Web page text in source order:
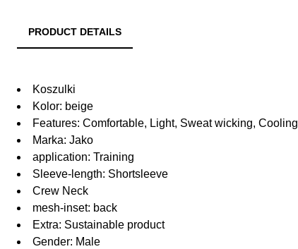
PRODUCT DETAILS
Koszulki
Kolor: beige
Features: Comfortable, Light, Sweat wicking, Cooling
Marka: Jako
application: Training
Sleeve-length: Shortsleeve
Crew Neck
mesh-inset: back
Extra: Sustainable product
Gender: Male